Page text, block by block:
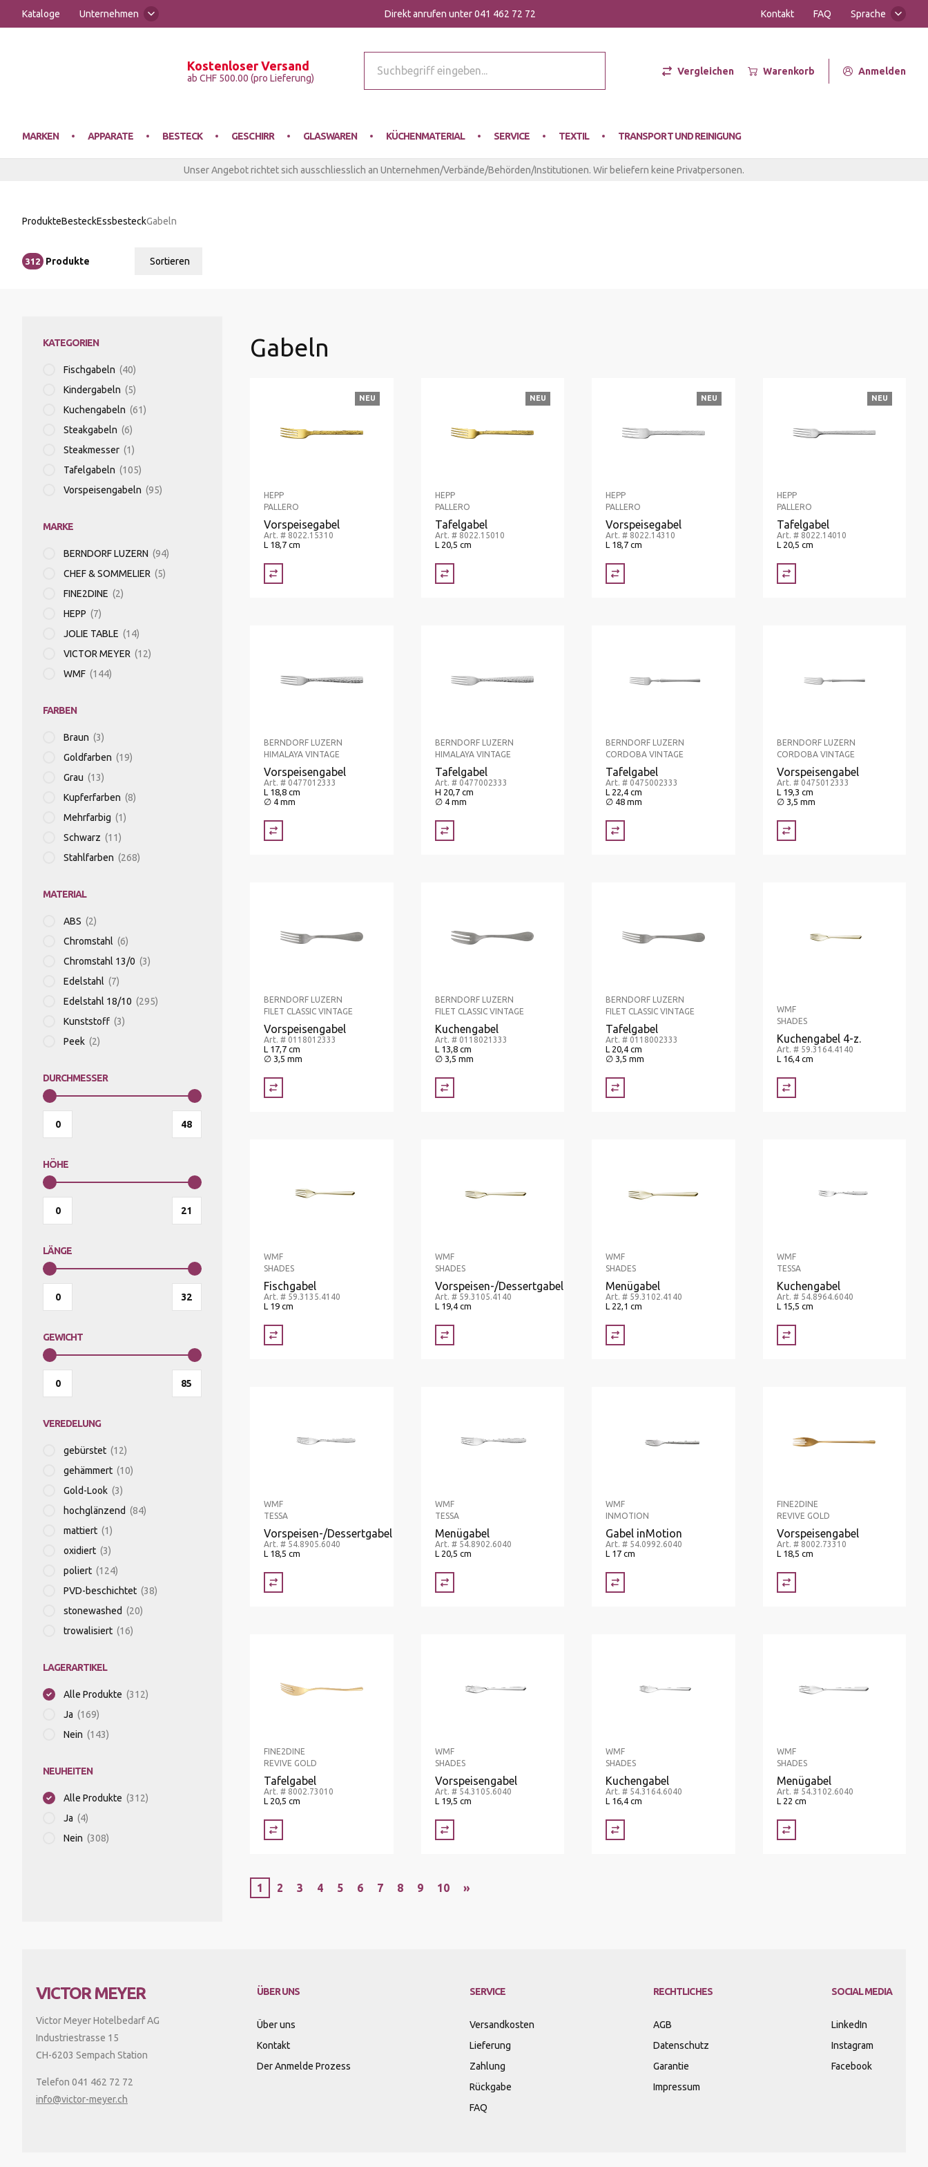
Kataloge Unternehmen Direkt anrufen unter 041 462 72 72 Kontakt FAQ Sprache
Victor Meyer
Kostenloser Versand
ab CHF 500.00 (pro Lieferung)
Vergleichen Warenkorb Anmelden
MARKEN APPARATE
GEMÜSESCHNEIDMASCHINE
HEISSGETRÄNKE
KOCHPLATTEN/ÖFEN
KÜCHENMASCHINEN
KÜHLGERÄTE/KÜHLVITRINEN
PASTAMASCHINEN
RACLETTEGERÄTE
STABMIXER/GEWERBEMIXER/BLIXER
TOASTER
BESTECK GESCHIRR GLASWAREN
TRINKGLÄSER & BECHER
TRINKGLÄSER MIT STIEL
KÜCHENMATERIAL
HACCP
KOCHGERÄTE
PFANNEN UND TÖPFE
SCHNEIDEGERÄTE
SERVICE
SERVICEZUBEHÖR
SERVIERGESCHIRR
TISCHZUBEHÖR
TEXTIL
SERVICETEXTILIEN
TISCHTEXTILIEN
TRANSPORT UND REINIGUNG
HYGIENE
PLATE-MATE
REINIGUNGSMATERIAL
SPEISEAUSGABE/BANKETT
SPEISETRANSPORT/GETRÄNKETRANSPORT
STAPELGERÄTE
TABLETT-/TELLERTRANSPORTWAGEN
Unser Angebot richtet sich ausschliesslich an Unternehmen/Verbände/Behörden/Institutionen. Wir beliefern keine Privatpersonen.
ProdukteBesteckEssbesteckGabeln
312 Produkte Sortieren
KATEGORIEN
Fischgabeln (40)
Kindergabeln (5)
Kuchengabeln (61)
Steakgabeln (6)
Steakmesser (1)
Tafelgabeln (105)
Vorspeisengabeln (95)
MARKE
BERNDORF LUZERN (94)
CHEF & SOMMELIER (5)
FINE2DINE (2)
HEPP (7)
JOLIE TABLE (14)
VICTOR MEYER (12)
WMF (144)
FARBEN
Braun (3)
Goldfarben (19)
Grau (13)
Kupferfarben (8)
Mehrfarbig (1)
Schwarz (11)
Stahlfarben (268)
MATERIAL
ABS (2)
Chromstahl (6)
Chromstahl 13/0 (3)
Edelstahl (7)
Edelstahl 18/10 (295)
Kunststoff (3)
Peek (2)
DURCHMESSER
HÖHE
LÄNGE
GEWICHT
VEREDELUNG
gebürstet (12)
gehämmert (10)
Gold-Look (3)
hochglänzend (84)
mattiert (1)
oxidiert (3)
poliert (124)
PVD-beschichtet (38)
stonewashed (20)
trowalisiert (16)
LAGERARTIKEL
Alle Produkte (312)
Ja (169)
Nein (143)
NEUHEITEN
Alle Produkte (312)
Ja (4)
Nein (308)
Gabeln
NEU
HEPP
PALLERO
Vorspeisegabel
Art. # 8022.15310
L 18,7 cm
NEU
HEPP
PALLERO
Tafelgabel
Art. # 8022.15010
L 20,5 cm
NEU
HEPP
PALLERO
Vorspeisegabel
Art. # 8022.14310
L 18,7 cm
NEU
HEPP
PALLERO
Tafelgabel
Art. # 8022.14010
L 20,5 cm
BERNDORF LUZERN
HIMALAYA VINTAGE
Vorspeisengabel
Art. # 0477012333
L 18,8 cm
∅ 4 mm
BERNDORF LUZERN
HIMALAYA VINTAGE
Tafelgabel
Art. # 0477002333
H 20,7 cm
∅ 4 mm
BERNDORF LUZERN
CORDOBA VINTAGE
Tafelgabel
Art. # 0475002333
L 22,4 cm
∅ 48 mm
BERNDORF LUZERN
CORDOBA VINTAGE
Vorspeisengabel
Art. # 0475012333
L 19,3 cm
∅ 3,5 mm
BERNDORF LUZERN
FILET CLASSIC VINTAGE
Vorspeisengabel
Art. # 0118012333
L 17,7 cm
∅ 3,5 mm
BERNDORF LUZERN
FILET CLASSIC VINTAGE
Kuchengabel
Art. # 0118021333
L 13,8 cm
∅ 3,5 mm
BERNDORF LUZERN
FILET CLASSIC VINTAGE
Tafelgabel
Art. # 0118002333
L 20,4 cm
∅ 3,5 mm
WMF
SHADES
Kuchengabel 4-z.
Art. # 59.3164.4140
L 16,4 cm
WMF
SHADES
Fischgabel
Art. # 59.3135.4140
L 19 cm
WMF
SHADES
Vorspeisen-/Dessertgabel
Art. # 59.3105.4140
L 19,4 cm
WMF
SHADES
Menügabel
Art. # 59.3102.4140
L 22,1 cm
WMF
TESSA
Kuchengabel
Art. # 54.8964.6040
L 15,5 cm
WMF
TESSA
Vorspeisen-/Dessertgabel
Art. # 54.8905.6040
L 18,5 cm
WMF
TESSA
Menügabel
Art. # 54.8902.6040
L 20,5 cm
WMF
INMOTION
Gabel inMotion
Art. # 54.0992.6040
L 17 cm
FINE2DINE
REVIVE GOLD
Vorspeisengabel
Art. # 8002.73310
L 18,5 cm
FINE2DINE
REVIVE GOLD
Tafelgabel
Art. # 8002.73010
L 20,5 cm
WMF
SHADES
Vorspeisengabel
Art. # 54.3105.6040
L 19,5 cm
WMF
SHADES
Kuchengabel
Art. # 54.3164.6040
L 16,4 cm
WMF
SHADES
Menügabel
Art. # 54.3102.6040
L 22 cm
1 2 3 4 5 6 7 8 9 10 »
ÜBER UNS
Über uns
Kontakt
Der Anmelde Prozess
SERVICE
Versandkosten
Lieferung
Zahlung
Rückgabe
FAQ
RECHTLICHES
AGB
Datenschutz
Garantie
Impressum
SOCIAL MEDIA
LinkedIn
Instagram
Facebook
VICTOR MEYER
Victor Meyer Hotelbedarf AG
Industriestrasse 15
CH-6203 Sempach Station
Telefon 041 462 72 72
info@victor-meyer.ch